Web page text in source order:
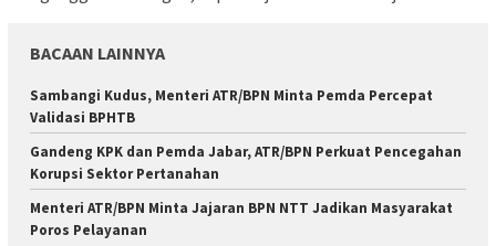
BACAAN LAINNYA
Sambangi Kudus, Menteri ATR/BPN Minta Pemda Percepat
Validasi BPHTB
Gandeng KPK dan Pemda Jabar, ATR/BPN Perkuat Pencegahan
Korupsi Sektor Pertanahan
Menteri ATR/BPN Minta Jajaran BPN NTT Jadikan Masyarakat
Poros Pelayanan